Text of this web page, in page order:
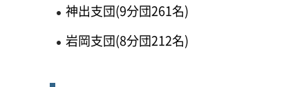
神出支団(9分団261名)
岩岡支団(8分団212名)